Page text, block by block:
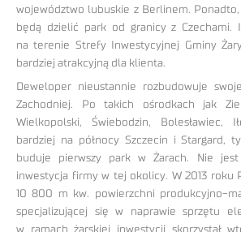
województwo lubuskie z Berlinem.
będą dzielić park od granicy z Czechami.
na terenie Strefy Inwestycyjnej Gminy
bardziej atrakcyjną dla klienta.
Deweloper nieustannie rozbudowuje
Zachodniej. Po takich ośrodkach jak
Wielkopolski, Świebodzin, Bolesławiec,
bardziej na północy Szczecin i Stargard,
buduje pierwszy park w Żarach. Nie
inwestycja firmy w tej okolicy. W 2013 roku
10 800 m kw. powierzchni produkcyjno-
specjalizującej się w naprawie sprzętu